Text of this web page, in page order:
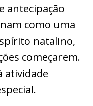
antecipação
como uma
natalino,
começarem.
atividade